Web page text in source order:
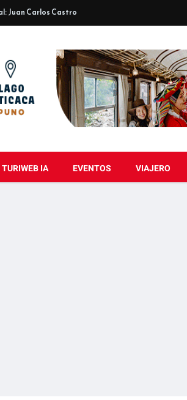
Juan Carlos Castro
TURIWEB IA EVENTOS VIAJERO